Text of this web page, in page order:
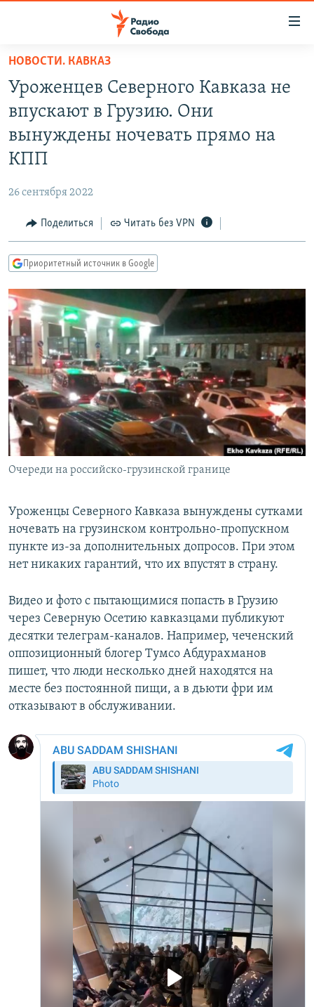
упрощенного
доступа
основному
содержанию
навигации
Вернутся
ПОДКАСТЫ
АВТОРСКИЕ ПРОЕКТЫ
ЦИТАТЫ СВОБОДЫ
КУЛЬТУРА
IDEL.РЕАЛИИ
КАВКАЗ.РЕАЛИИ
СИБИРЬ.РЕАЛИИ
РАСПИСАНИЕ ВЕЩАНИЯ
ПОДПИШИТЕСЬ НА РАССЫЛКУ
СОЦИАЛЬНЫЕ СЕТИ
НОВОСТИ. КАВКАЗ
Уроженцев Северного Кавказа не
впускают в Грузию. Они
вынуждены ночевать прямо на
КПП
26 сентября 2022
Поделиться Читать без VPN
Приоритетный источник в Google
Очереди на российско-грузинской границе
Уроженцы Северного Кавказа вынуждены сутками
ночевать на грузинском контрольно-пропускном
пункте из-за дополнительных допросов. При этом
нет никаких гарантий, что их впустят в страну.
Видео и фото с пытающимися попасть в Грузию
через Северную Осетию кавказцами публикуют
десятки телеграм-каналов. Например, чеченский
оппозиционный блогер Тумсо Абдурахманов
пишет, что люди несколько дней находятся на
месте без постоянной пищи, а в дьюти фри им
отказывают в обслуживании.